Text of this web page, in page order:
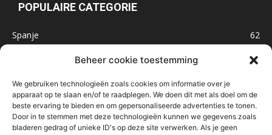
Beheer cookie toestemming
We gebruiken technologieën zoals cookies om informatie over je
apparaat op te slaan en/of te raadplegen. We doen dit met als doel om de
beste ervaring te bieden en om gepersonaliseerde advertenties te tonen.
Door in te stemmen met deze technologieën kunnen we gegevens zoals
bladeren gedrag of unieke ID's op deze site verwerken. Als je geen
POPULAIRE CATEGORIE
Spanje
62
47
Marokko
32
IJsland
32
Malta